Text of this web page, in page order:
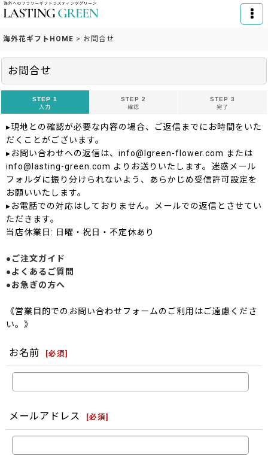
海外花ギフトHOME > お問合せ
お問合せ
STEP 1
入力
STEP 2
確認
STEP 3
完了
▸現地との確認が必要な内容の場合、ご返信までにお時間をいた
だくことがございます。
▸お問い合わせへの返信は、info@lgreen-flower.com または
info@lasting-green.com よりお送りいたします。迷惑メール
フォルダに振り分けられないよう、あらかじめ受信許可設定を
お願いいたします。
▸お電話での対応はしておりません。メールでの返信とさせてい
ただきます。
当店休業日: 日曜・祝日・不定休あり
●ご注文ガイド
●よくあるご質問
●お急ぎの方へ
《営業目的でのお問い合わせフォームのご利用はご遠慮くださ
い。》
お名前 [必須]
メールアドレス [必須]